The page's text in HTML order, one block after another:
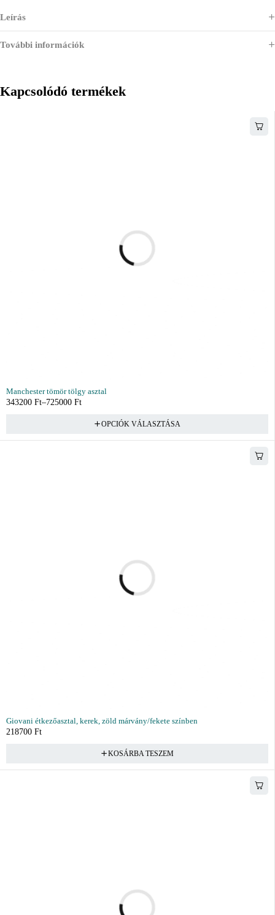
Leírás
További információk
Kapcsolódó termékek
Manchester tömör tölgy asztal
343200 Ft–725000 Ft
OPCIÓK VÁLASZTÁSA
Giovani étkezőasztal, kerek, zöld márvány/fekete színben
218700 Ft
KOSÁRBA TESZEM